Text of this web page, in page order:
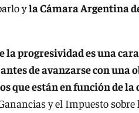
yla Cámara Argentina
la progresividad es una
de avanzarse con una
que están en función de la
y el Impuesto sobre